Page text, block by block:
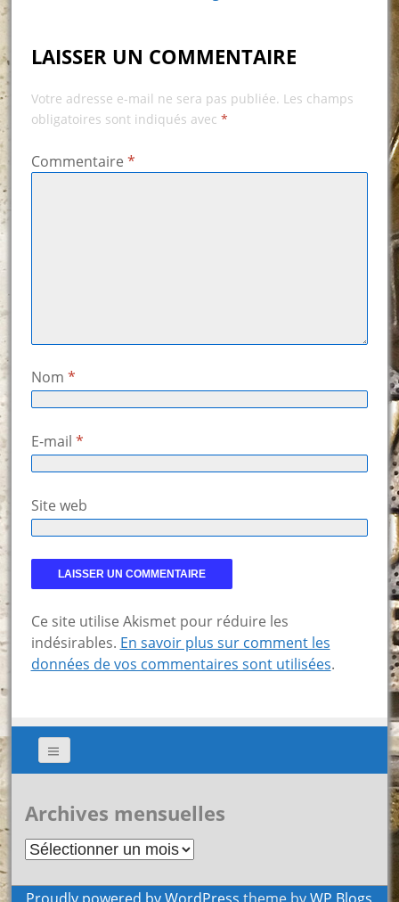
LAISSER UN COMMENTAIRE
Votre adresse e-mail ne sera pas publiée. Les champs
obligatoires sont indiqués avec *
Commentaire *
Nom *
E-mail *
Site web
Ce site utilise Akismet pour réduire les
indésirables. En savoir plus sur comment les
données de vos commentaires sont utilisées.
Archives mensuelles
Archives